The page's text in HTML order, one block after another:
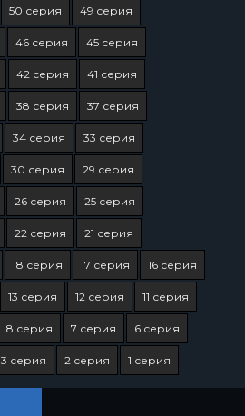
50 серия 49 серия
46 серия 45 серия
42 серия 41 серия
38 серия 37 серия
34 серия 33 серия
30 серия 29 серия
26 серия 25 серия
22 серия 21 серия
18 серия 17 серия 16 серия
13 серия 12 серия 11 серия
8 серия 7 серия 6 серия
3 серия 2 серия 1 серия